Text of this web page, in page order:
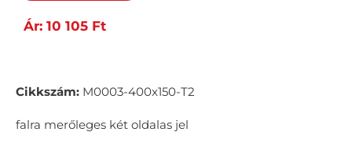
Ár: 10 105 Ft
Cikkszám: M0003-400x150-T2
falra merőleges két oldalas jel